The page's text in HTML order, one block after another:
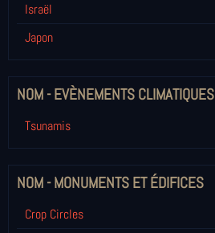
Israël
Japon
NOM - EVÈNEMENTS CLIMATIQUES
Tsunamis
NOM - MONUMENTS ET ÉDIFICES
Crop Circles